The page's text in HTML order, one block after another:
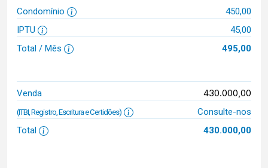
Condomínio
450,00
IPTU
45,00
Total / Mês
495,00
Venda 430.000,00
(ITBI, Registro, Escritura e Certidões)
Consulte-nos
Total
430.000,00